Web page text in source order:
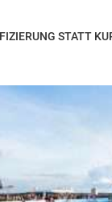
STATT